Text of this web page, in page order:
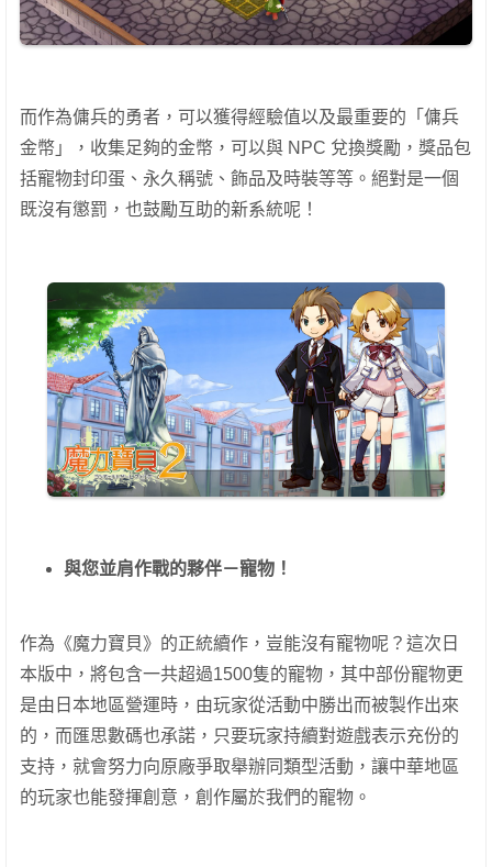
而作為傭兵的勇者，可以獲得經驗值以及最重要的「傭兵
金幣」，收集足夠的金幣，可以與 NPC 兌換獎勵，獎品包
括寵物封印蛋、永久稱號、飾品及時裝等等。絕對是一個
既沒有懲罰，也鼓勵互助的新系統呢！
與您並肩作戰的夥伴－寵物！
作為《魔力寶貝》的正統續作，豈能沒有寵物呢？這次日
本版中，將包含一共超過1500隻的寵物，其中部份寵物更
是由日本地區營運時，由玩家從活動中勝出而被製作出來
的，而匯思數碼也承諾，只要玩家持續對遊戲表示充份的
支持，就會努力向原廠爭取舉辦同類型活動，讓中華地區
的玩家也能發揮創意，創作屬於我們的寵物。